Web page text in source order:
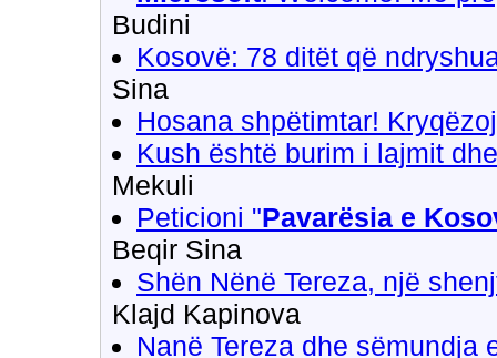
Budini
Kosovë: 78 ditët që
Sina
Hosana shpëtimtar!
Kush është burim i lajmit
Mekuli
Peticioni "Pavarësia e
Beqir Sina
Shën Nënë Tereza, një
Klajd Kapinova
Nanë Tereza dhe sëmundja